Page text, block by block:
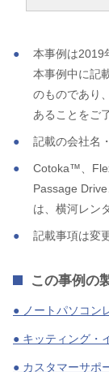
本事例は2019
本事例中に記
のものであり
あることをご
記載の会社名
Cotoka™、
Passage
は、横河レン
記載事項は変
この事例の
● ノートパソコン
● キッティング・
● カスタマーサポ